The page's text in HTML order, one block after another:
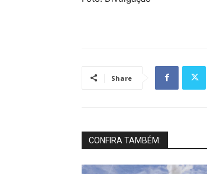
Share
CONFIRA TAMBÉM: